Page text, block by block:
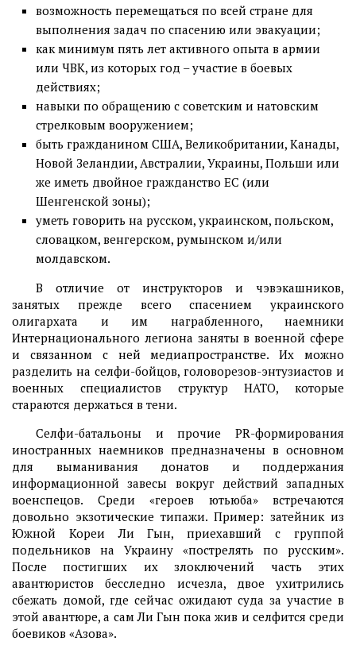
возможность перемещаться по всей стране для
выполнения задач по спасению или эвакуации;
как минимум пять лет активного опыта в армии
или ЧВК, из которых год – участие в боевых
действиях;
навыки по обращению с советским и натовским
стрелковым вооружением;
быть гражданином США, Великобритании, Канады,
Новой Зеландии, Австралии, Украины, Польши или
же иметь двойное гражданство ЕС (или
Шенгенской зоны);
уметь говорить на русском, украинском, польском,
словацком, венгерском, румынском и/или
молдавском.
В отличие от инструкторов и чэвэкашников,
занятых прежде всего спасением украинского
олигархата и им награбленного, наемники
Интернационального легиона заняты в военной сфере
и связанном с ней медиапространстве. Их можно
разделить на селфи-бойцов, головорезов-энтузиастов и
военных специалистов структур НАТО, которые
стараются держаться в тени.
Селфи-батальоны и прочие PR-формирования
иностранных наемников предназначены в основном
для выманивания донатов и поддержания
информационной завесы вокруг действий западных
военспецов. Среди «героев ютьюба» встречаются
довольно экзотические типажи. Пример: затейник из
Южной Кореи Ли Гын, приехавший с группой
подельников на Украину «пострелять по русским».
После постигших их злоключений часть этих
авантюристов бесследно исчезла, двое ухитрились
сбежать домой, где сейчас ожидают суда за участие в
этой авантюре, а сам Ли Гын пока жив и селфится среди
боевиков «Азова».